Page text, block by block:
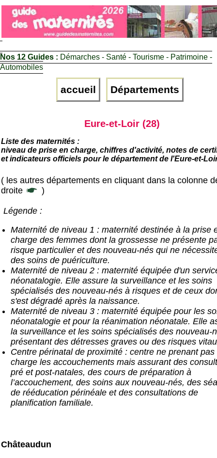
Nos 12 Guides : Démarches - Santé - Tourisme - Patrimoine -
Automobiles
accueil Départements
Eure-et-Loir (28)
Liste des maternités :
niveau de prise en charge, chiffres d'activité, notes de
et indicateurs officiels pour le département de l'Eure-et-
( les autres départements en cliquant dans la colonne
droite
)
Légende :
Maternité de niveau 1 : maternité destinée à la prise
charge des femmes dont la grossesse ne présente
risque particulier et des nouveau-nés qui ne
des soins de puériculture.
Maternité de niveau 2 : maternité équipée d'un
néonatalogie. Elle assure la surveillance et les soins
spécialisés des nouveau-nés à risques et de ceux
s'est dégradé après la naissance.
Maternité de niveau 3 : maternité équipée pour les
néonatalogie et pour la réanimation néonatale. Elle
la surveillance et les soins spécialisés des nouveau-
présentant des détresses graves ou des risques
Centre périnatal de proximité : centre ne prenant pas
charge les accouchements mais assurant des
pré et post-natales, des cours de préparation à
l’accouchement, des soins aux nouveau-nés, des
de rééducation périnéale et des consultations de
planification familiale.
Châteaudun